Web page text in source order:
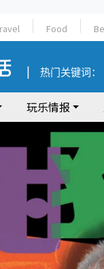
Food
热门关键词：
玩乐情报